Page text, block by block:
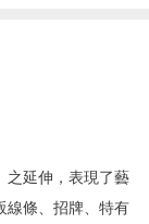
之延伸，表現了藝
線條、招牌、特有